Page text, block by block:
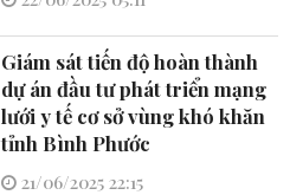
Giám sát tiến độ hoàn thành
dự án đầu tư phát triển mạng
lưới y tế cơ sở vùng khó khăn
tỉnh Bình Phước
21/06/2025 22:15